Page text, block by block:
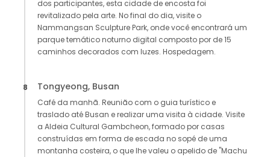
dos participantes, esta cidade de encosta foi
revitalizado pela arte. No final do dia, visite o
Nammangsan Sculpture Park, onde você encontrará um
parque temático noturno digital composto por de 15
caminhos decorados com luzes. Hospedagem.
8 Tongyeong, Busan
Café da manhã. Reunião com o guia turístico e
traslado até Busan e realizar uma visita à cidade. Visite
a Aldeia Cultural Gambcheon, formado por casas
construídas em forma de escada no sopé de uma
montanha costeira, o que lhe valeu o apelido de "Machu